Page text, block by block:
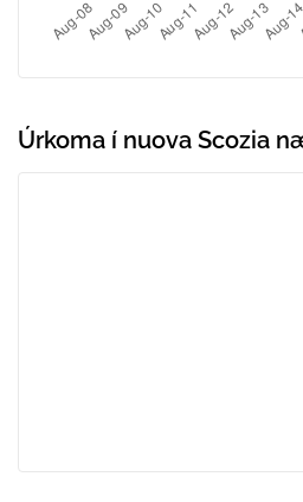
Úrkoma í nuova Scozia